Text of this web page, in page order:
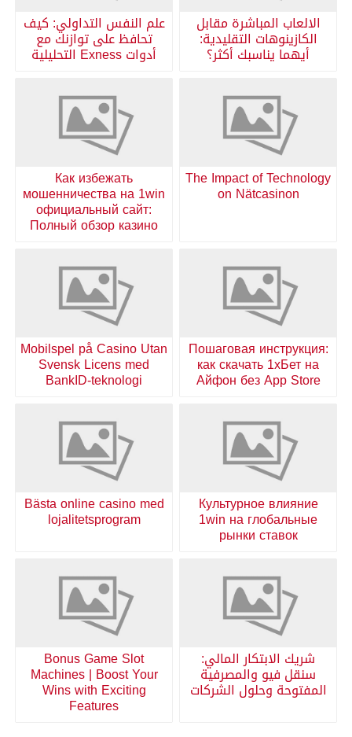
الالعاب المباشرة مقابل
الكازينوهات التقليدية:
أيهما يناسبك أكثر؟
علم النفس التداولي: كيف
تحافظ على توازنك مع
أدوات Exness التحليلية
The Impact of Technology
on Nätcasinon
Как избежать
мошенничества на 1win
официальный сайт:
Полный обзор казино
Пошаговая инструкция:
как скачать 1хБет на
Айфон без App Store
Mobilspel på Casino Utan
Svensk Licens med
BankID-teknologi
Культурное влияние
1win на глобальные
рынки ставок
Bästa online casino med
lojalitetsprogram
شريك الابتكار المالي:
سنقل فيو والمصرفية
المفتوحة وحلول الشركات
Bonus Game Slot
Machines | Boost Your
Wins with Exciting
Features